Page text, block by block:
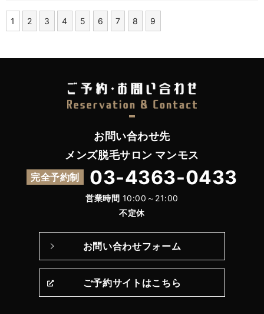
1 2 3 4 5 6 7 8 9
お問い合わせ先
メンズ脱毛サロン マンモス
完全予約制 03-4363-0433
営業時間 10:00～21:00
不定休
お問い合わせフォーム
ご予約サイトはこちら